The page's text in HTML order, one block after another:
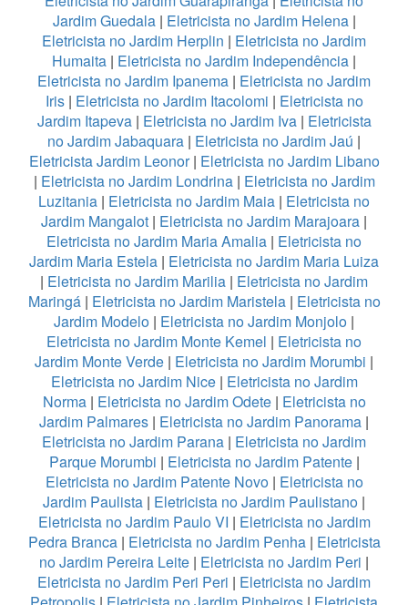
Jardim Guedala| Eletricista no Jardim Helena|
Eletricista no Jardim Herplin | Eletricista no Jardim
Humaita | Eletricista no Jardim Independência |
Eletricista no Jardim Ipanema | Eletricista no Jardim
Iris| Eletricista no Jardim Itacolomi | Eletricista no
Jardim Itapeva| Eletricista no Jardim Iva| Eletricista
no Jardim Jabaquara | Eletricista no Jardim Jaú |
Eletricista Jardim Leonor| Eletricista no Jardim Libano
| Eletricista no Jardim Londrina| Eletricista no Jardim
Luzitania | Eletricista no Jardim Maia | Eletricista no
Jardim Mangalot | Eletricista no Jardim Marajoara |
Eletricista no Jardim Maria Amalia | Eletricista no
Jardim Maria Estela | Eletricista no Jardim Maria Luiza
| Eletricista no Jardim Marilia | Eletricista no Jardim
Maringá| Eletricista no Jardim Maristela| Eletricista no
Jardim Modelo | Eletricista no Jardim Monjolo |
Eletricista no Jardim Monte Kemel | Eletricista no
Jardim Monte Verde | Eletricista no Jardim Morumbi |
Eletricista no Jardim Nice| Eletricista no Jardim
Norma| Eletricista no Jardim Odete| Eletricista no
Jardim Palmares | Eletricista no Jardim Panorama |
Eletricista no Jardim Parana | Eletricista no Jardim
Parque Morumbi | Eletricista no Jardim Patente|
Eletricista no Jardim Patente Novo| Eletricista no
Jardim Paulista | Eletricista no Jardim Paulistano |
Eletricista no Jardim Paulo VI | Eletricista no Jardim
Pedra Branca| Eletricista no Jardim Penha| Eletricista
no Jardim Pereira Leite | Eletricista no Jardim Peri |
Eletricista no Jardim Peri Peri | Eletricista no Jardim